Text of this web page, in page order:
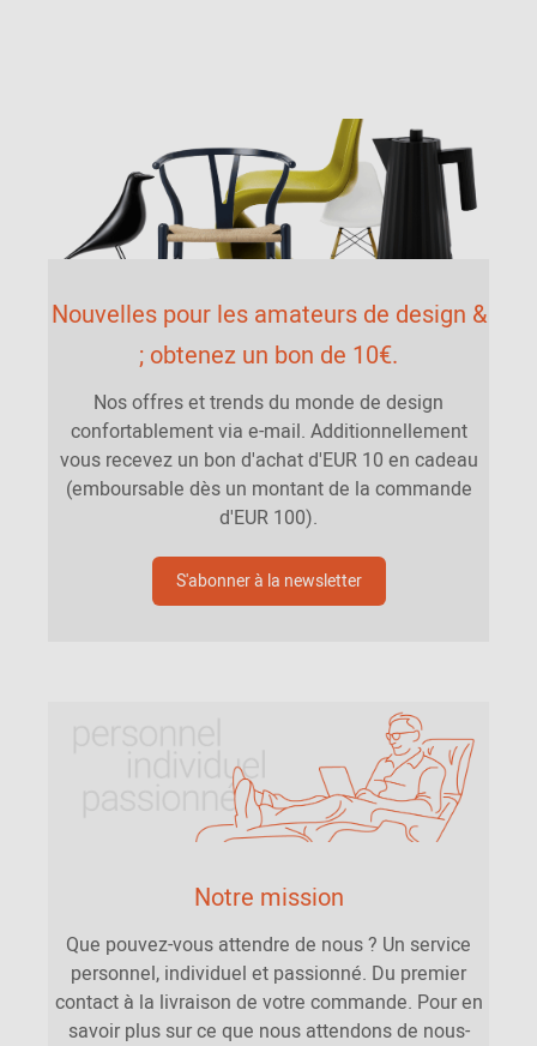
Nouvelles pour les amateurs de design &
; obtenez un bon de 10€.
Nos offres et trends du monde de design
confortablement via e-mail. Additionnellement
vous recevez un bon d'achat d'EUR 10 en cadeau
(emboursable dès un montant de la commande
d'EUR 100).
S'abonner à la newsletter
Notre mission
Que pouvez-vous attendre de nous ? Un service
personnel, individuel et passionné. Du premier
contact à la livraison de votre commande. Pour en
savoir plus sur ce que nous attendons de nous-